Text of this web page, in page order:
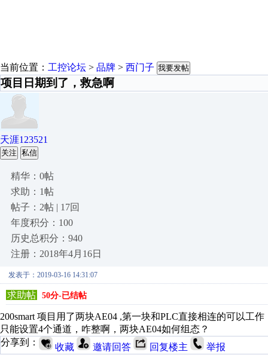
当前位置： 工控论坛 > 品牌 > 西门子 我要发帖
项目日期到了，救急啊
天涯123521
关注 私信
精华：0帖
求助：1帖
帖子：2帖 | 17回
年度积分：100
历史总积分：940
注册：2018年4月16日
发表于：2019-03-16 14:31:07
求助帖 50分-已结帖
200smart 项目用了两块AE04 ,第一块和PLC直接相连的可以工
只能设置4个通道，咋整啊，两块AE04如何组态？
分享到：
收藏 邀请回答 回复楼主 举报